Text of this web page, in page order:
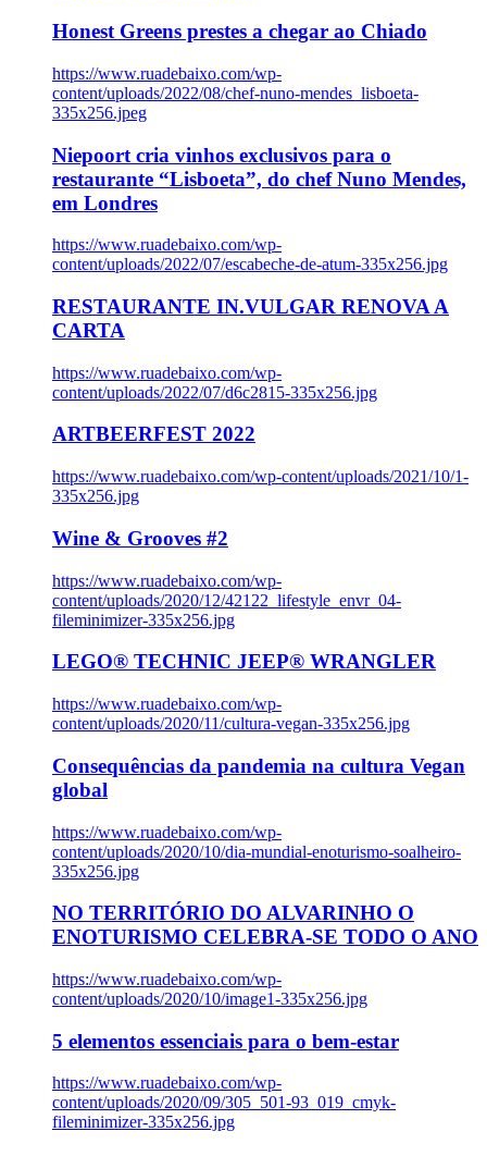
Honest Greens prestes a chegar ao Chiado
https://www.ruadebaixo.com/wp-
content/uploads/2022/08/chef-nuno-mendes_lisboeta-
335x256.jpeg
Niepoort cria vinhos exclusivos para o
restaurante “Lisboeta”, do chef Nuno Mendes,
em Londres
https://www.ruadebaixo.com/wp-
content/uploads/2022/07/escabeche-de-atum-335x256.jpg
RESTAURANTE IN.VULGAR RENOVA A
CARTA
https://www.ruadebaixo.com/wp-
content/uploads/2022/07/d6c2815-335x256.jpg
ARTBEERFEST 2022
https://www.ruadebaixo.com/wp-content/uploads/2021/10/1-
335x256.jpg
Wine & Grooves #2
https://www.ruadebaixo.com/wp-
content/uploads/2020/12/42122_lifestyle_envr_04-
fileminimizer-335x256.jpg
LEGO® TECHNIC JEEP® WRANGLER
https://www.ruadebaixo.com/wp-
content/uploads/2020/11/cultura-vegan-335x256.jpg
Consequências da pandemia na cultura Vegan
global
https://www.ruadebaixo.com/wp-
content/uploads/2020/10/dia-mundial-enoturismo-soalheiro-
335x256.jpg
NO TERRITÓRIO DO ALVARINHO O
ENOTURISMO CELEBRA-SE TODO O ANO
https://www.ruadebaixo.com/wp-
content/uploads/2020/10/image1-335x256.jpg
5 elementos essenciais para o bem-estar
https://www.ruadebaixo.com/wp-
content/uploads/2020/09/305_501-93_019_cmyk-
fileminimizer-335x256.jpg